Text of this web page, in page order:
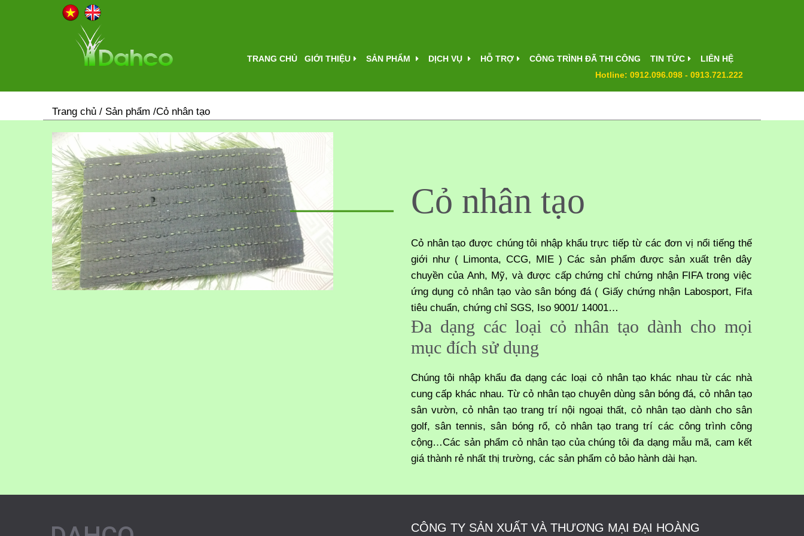
TRANG CHỦ GIỚI THIỆU SẢN PHẨM DỊCH VỤ HỖ TRỢ CÔNG TRÌNH ĐÃ THI CÔNG TIN TỨC
LIÊN HỆ
Hotline: 0912.096.098 - 0913.721.222
Trang chủ / Sản phẩm /Cỏ nhân tạo
Cỏ nhân tạo
Cỏ nhân tạo được chúng tôi nhập khẩu trực tiếp từ các đơn vị nổi tiếng thế
giới như ( Limonta, CCG, MIE ) Các sản phẩm được sản xuất trên dây
chuyền của Anh, Mỹ, và được cấp chứng chỉ chứng nhận FIFA trong việc
ứng dụng cỏ nhân tạo vào sân bóng đá ( Giấy chứng nhận Labosport, Fifa
tiêu chuẩn, chứng chỉ SGS, Iso 9001/ 14001…
Đa dạng các loại cỏ nhân tạo dành cho mọi
mục đích sử dụng
Chúng tôi nhập khẩu đa dạng các loại cỏ nhân tạo khác nhau từ các nhà
cung cấp khác nhau. Từ cỏ nhân tạo chuyên dùng sân bóng đá, cỏ nhân tạo
sân vườn, cỏ nhân tạo trang trí nội ngoại thất, cỏ nhân tạo dành cho sân
golf, sân tennis, sân bóng rổ, cỏ nhân tạo trang trí các công trình công
cộng…Các sản phẩm cỏ nhân tạo của chúng tôi đa dạng mẫu mã, cam kết
giá thành rẻ nhất thị trường, các sản phẩm cỏ bảo hành dài hạn.
CÔNG TY SẢN XUẤT VÀ THƯƠNG MẠI ĐẠI HOÀNG